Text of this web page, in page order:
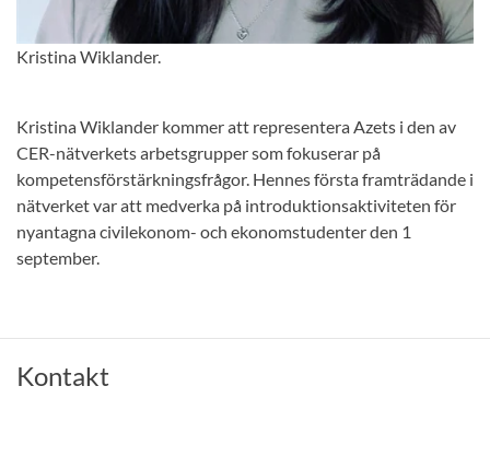
Kristina Wiklander.
Kristina Wiklander kommer att representera Azets i den av
CER-nätverkets arbetsgrupper som fokuserar på
kompetensförstärkningsfrågor. Hennes första framträdande i
nätverket var att medverka på introduktionsaktiviteten för
nyantagna civilekonom- och ekonomstudenter den 1
september.
Kontakt